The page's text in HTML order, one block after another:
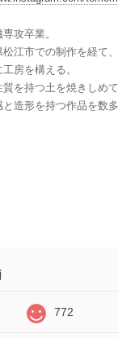
攻卒業。
江市での制作を経て、
房を構える。
を持つ土を焼きしめ
造形を持つ作品を数
772